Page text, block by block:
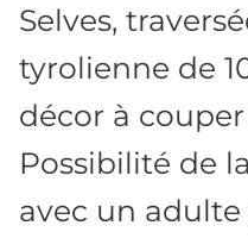
Selves,
tyrolienne de
décor à
Possibilité de
avec un